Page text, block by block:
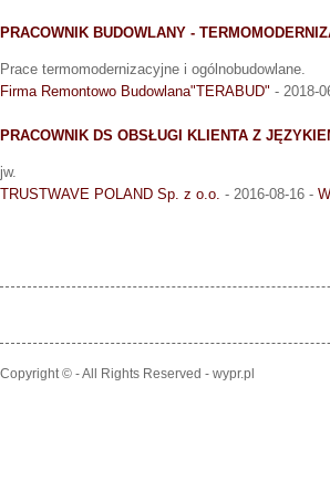
PRACOWNIK BUDOWLANY -
Prace termomodernizacyjne i ogólnobudowlane.
Firma Remontowo Budowlana"TERABUD" - 2018-
PRACOWNIK DS OBSŁUGI KLIENTA Z
jw.
TRUSTWAVE POLAND Sp. z o.o. - 2016-08-16 -
Copyright © - All Rights Reserved - wypr.pl